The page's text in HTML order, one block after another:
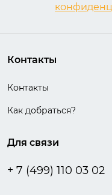
Контакты
Контакты
Как добраться?
Для связи
+ 7 (499) 110 03 02